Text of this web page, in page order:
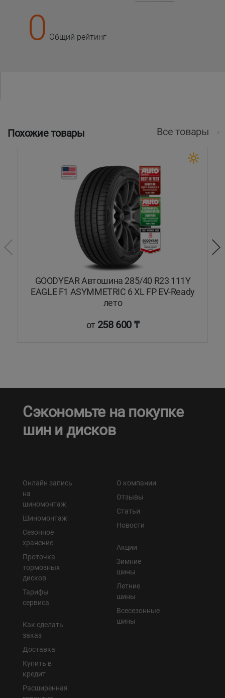
0 Общий рейтинг
Похожие товары Все товары
GOODYEAR Автошина 285/40 R23 111Y
EAGLE F1 ASYMMETRIC 6 XL FP EV-Ready
лето
от 258 600 ₸
Сэкономьте на покупке
шин и дисков
Онлайн запись
на
шиномонтаж
Шиномонтаж
Сезонное
хранение
Проточка
тормозных
дисков
Тарифы
сервиса
Как сделать
заказ
Доставка
Купить в
кредит
Расширенная
О компании
Отзывы
Статьи
Новости
Акции
Зимние
шины
Летние
шины
Всесезонные
шины